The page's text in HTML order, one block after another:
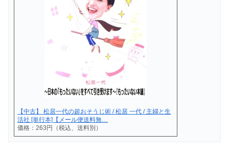
【中古】 松居一代の超おそうじ術 / 松居 一代 / 主婦と生
活社 [単行本]【メール便送料無…
価格：263円（税込、送料別）